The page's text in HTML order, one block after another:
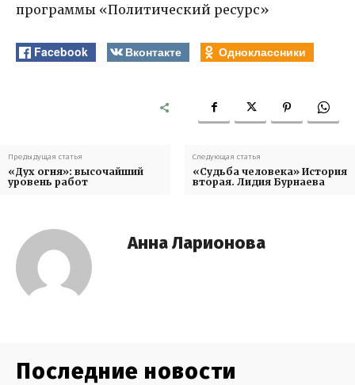
программы «Политический ресурс»
Facebook Вконтакте Одноклассники
Предыдущая статья
«Дух огня»: высочайший
уровень работ
Следующая статья
«Судьба человека» История
вторая. Лидия Бурнаева
Анна Ларионова
Последние новости